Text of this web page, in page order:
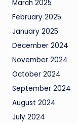
March 2025
February 2025
January 2025
December 2024
November 2024
October 2024
September 2024
August 2024
July 2024